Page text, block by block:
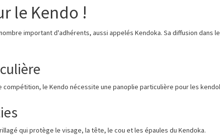
le Kendo !
important d'adhérents, aussi appelés Kendoka. Sa diffusion
compétition, le Kendo nécessite une panoplie particulière pour les
qui protège le visage, la tête, le cou et les épaules du Kendoka.